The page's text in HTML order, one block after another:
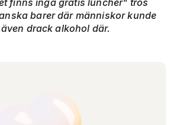
finns inga gratis luncher" tros
barer där människor kunde
drack alkohol där.